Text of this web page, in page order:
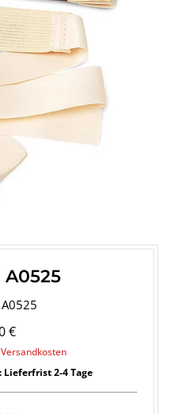
A0525
€
Versandkosten
2-4 Tage